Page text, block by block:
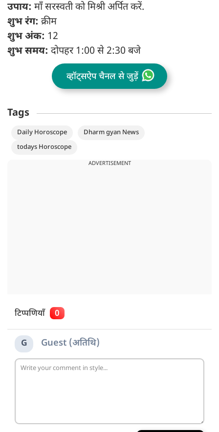
उपाय: माँ सरस्वती को मिश्री अर्पित करें.
शुभ रंग: क्रीम
शुभ अंक: 12
शुभ समय: दोपहर 1:00 से 2:30 बजे
व्हॉट्सऐप चैनल से जुड़ें
Tags
Daily Horoscope
Dharm gyan News
todays Horoscope
ADVERTISEMENT
टिप्पणियाँ 0
G Guest (अतिथि)